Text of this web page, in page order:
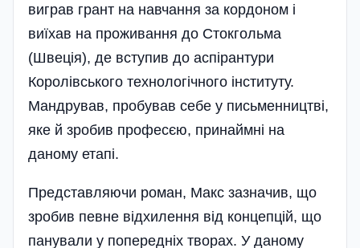
виграв грант на навчання за кордоном і
виїхав на проживання до Стокгольма
(Швеція), де вступив до аспірантури
Королівського технологічного інституту.
Мандрував, пробував себе у письменництві,
яке й зробив професєю, принаймні на
даному етапі.
Представляючи роман, Макс зазначив, що
зробив певне відхилення від концепцій, що
панували у попередніх творах. У даному